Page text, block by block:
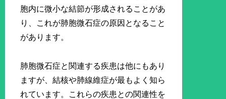
胞内に微小な結節が形成されることがあ
り、これが肺胞微石症の原因となること
があります。
肺胞微石症と関連する疾患は他にもあり
ますが、結核や肺線維症が最もよく知ら
れています。これらの疾患との関連性を